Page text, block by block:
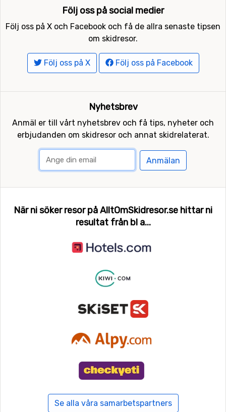
Följ oss på social medier
Följ oss på X och Facebook och få de allra senaste tipsen
om skidresor.
Följ oss på X Följ oss på Facebook
Nyhetsbrev
Anmäl er till vårt nyhetsbrev och få tips, nyheter och
erbjudanden om skidresor och annat skidrelaterat.
Anmälan
När ni söker resor på AlltOmSkidresor.se hittar ni
resultat från bl a...
Se alla våra samarbetspartners